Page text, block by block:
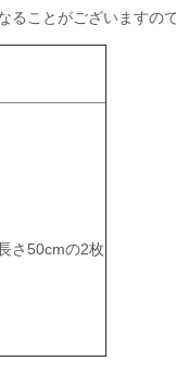
ことがございますの
さ50cmの2枚